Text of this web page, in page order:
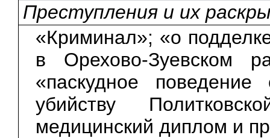
Преступления и их
«Криминал»; «о
в Орехово-Зуевском
«паскудное
убийству
медицинский диплом и